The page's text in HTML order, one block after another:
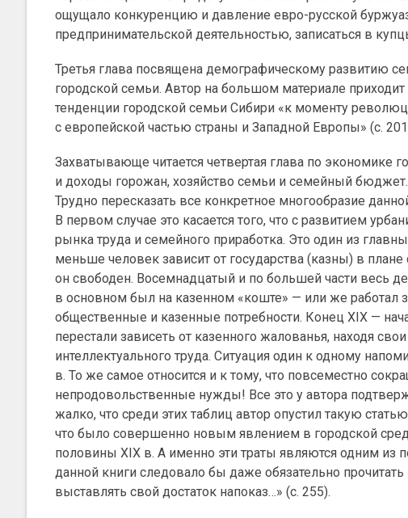
ощущало конкуренцию и давление евро-русской
предпринимательской деятельностью, записаться в
Третья глава посвящена демографическому развитию
городской семьи. Автор на большом материале
тенденции городской семьи Сибири «к моменту
с европейской частью страны и Западной Европы» (с.
Захватывающе читается четвертая глава по экономике
и доходы горожан, хозяйство семьи и семейный
Трудно пересказать все конкретное многообразие
В первом случае это касается того, что с развитием
рынка труда и семейного приработка. Это один из
меньше человек зависит от государства (казны) в
он свободен. Восемнадцатый и по большей части весь
в основном был на казенном «коште» — или же работал
общественные и казенные потребности. Конец XIX —
перестали зависеть от казенного жалованья, находя
интеллектуального труда. Ситуация один к одному
в. То же самое относится и к тому, что повсеместно
непродовольственные нужды! Все это у автора
жалко, что среди этих таблиц автор опустил такую
что было совершенно новым явлением в городской
половины XIX в. А именно эти траты являются одним из
данной книги следовало бы даже обязательно
выставлять свой достаток напоказ…» (с. 255).